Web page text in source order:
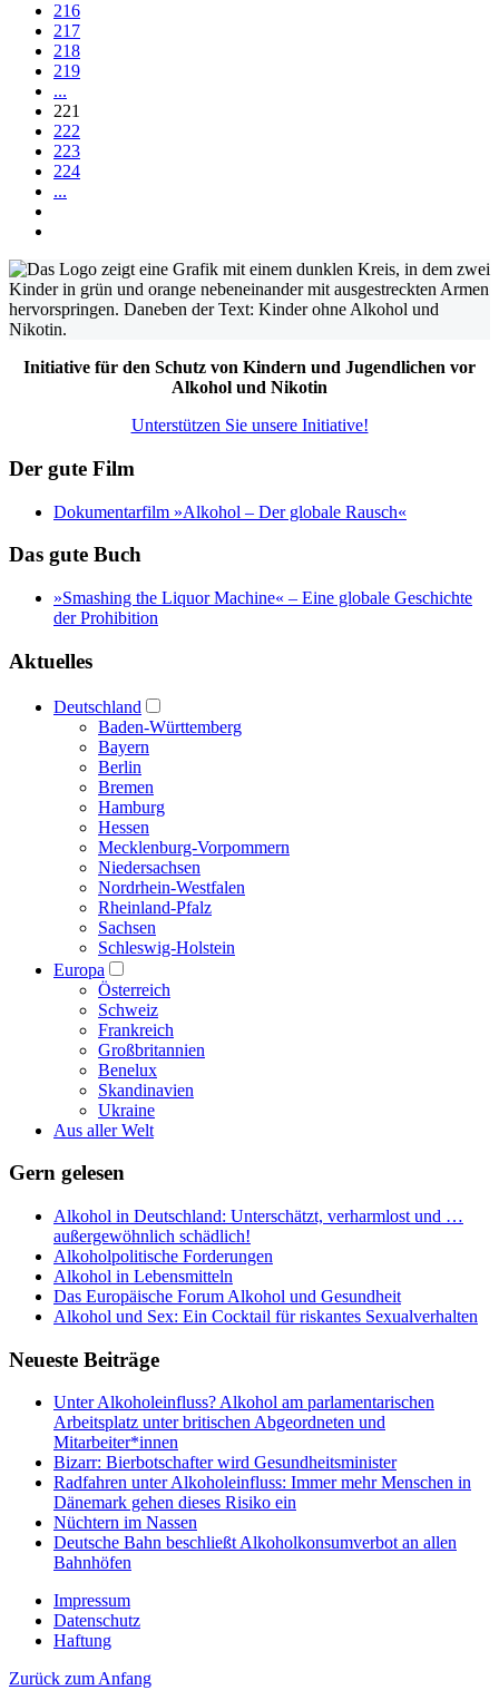
216
217
218
219
...
221
222
223
224
...
Initiative für den Schutz von Kindern und Jugendlichen vor
Alkohol und Nikotin
Unterstützen Sie unsere Initiative!
Der gute Film
Dokumentarfilm »Alkohol – Der globale Rausch«
Das gute Buch
»Smashing the Liquor Machine« ‒ Eine globale Geschichte
der Prohibition
Aktuelles
Deutschland
Baden-Württemberg
Bayern
Berlin
Bremen
Hamburg
Hessen
Mecklenburg-Vorpommern
Niedersachsen
Nordrhein-Westfalen
Rheinland-Pfalz
Sachsen
Schleswig-Holstein
Europa
Österreich
Schweiz
Frankreich
Großbritannien
Benelux
Skandinavien
Ukraine
Aus aller Welt
Gern gelesen
Alkohol in Deutschland: Unterschätzt, verharmlost und …
außergewöhnlich schädlich!
Alkoholpolitische Forderungen
Alkohol in Lebensmitteln
Das Europäische Forum Alkohol und Gesundheit
Alkohol und Sex: Ein Cocktail für riskantes Sexualverhalten
Neueste Beiträge
Unter Alkoholeinfluss? Alkohol am parlamentarischen
Arbeitsplatz unter britischen Abgeordneten und
Mitarbeiter*innen
Bizarr: Bierbotschafter wird Gesundheitsminister
Radfahren unter Alkoholeinfluss: Immer mehr Menschen in
Dänemark gehen dieses Risiko ein
Nüchtern im Nassen
Deutsche Bahn beschließt Alkoholkonsumverbot an allen
Bahnhöfen
Impressum
Datenschutz
Haftung
Zurück zum Anfang